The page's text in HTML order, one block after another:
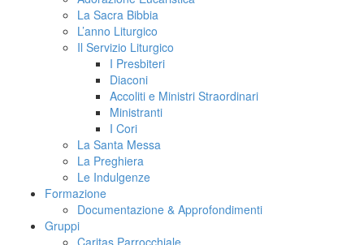
La Sacra Bibbia
L’anno Liturgico
Il Servizio Liturgico
I Presbiteri
Diaconi
Accoliti e Ministri Straordinari
Ministranti
I Cori
La Santa Messa
La Preghiera
Le Indulgenze
Formazione
Documentazione & Approfondimenti
Gruppi